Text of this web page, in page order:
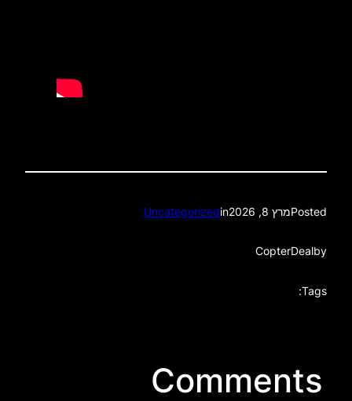
Postedמרץ 8, 2026 in
Uncategorized
by
CopterDeal
Tags:
Comments